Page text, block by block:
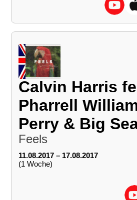
Calvin Harris
Pharrell
Perry & Big
Feels
11.08.2017 – 17.08.2017
(1 Woche)